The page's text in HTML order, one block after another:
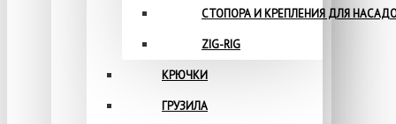
СТОПОРА И КРЕПЛЕНИЯ ДЛЯ
ZIG-RIG
КРЮЧКИ
ГРУЗИЛА